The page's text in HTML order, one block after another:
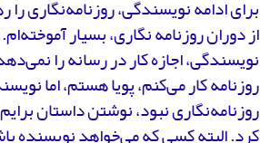
برای ادامه نویسندگی، روزنامه‌نگاری
از دوران روزنامه نگاری، بسیار
نویسندگی، اجازه کار در رسانه را
روزنامه کار می‌کنم، پویا هستم، اما
روزنامه‌نگاری نبود، نوشتن داستان
کرد. البته کسی که می‌خواهد نویسنده